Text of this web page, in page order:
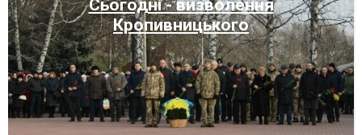
Сьогодні - визволення
Кропивницького